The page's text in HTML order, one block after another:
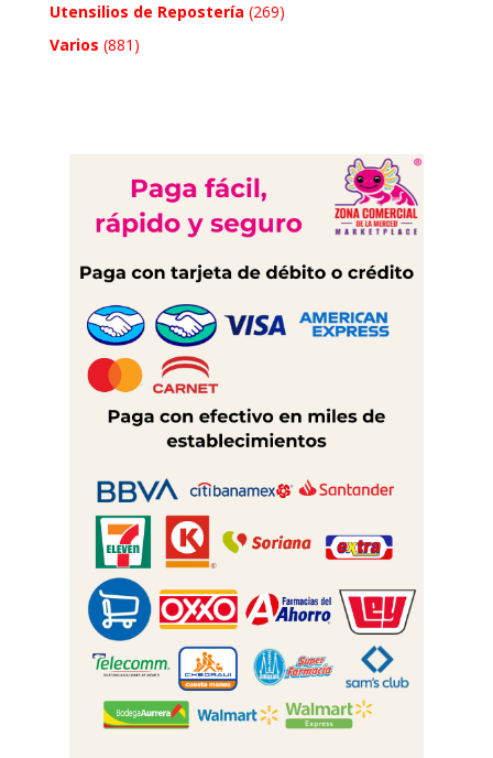
Utensilios de Repostería (269)
Varios (881)